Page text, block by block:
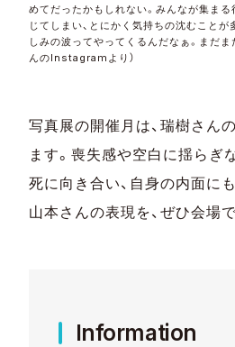
めてだったかもしれない。みんなが集ま
じてしまい、とにかく気持ちの沈むこと
しみの波ってやってくるんだなぁ。まだま
んのInstagramより）
写真展の開催月は、瑞樹さん
ます。喪失感や空白に揺らぎ
死に向き合い、自身の内面に
山本さんの表現を、ぜひ会場
Information